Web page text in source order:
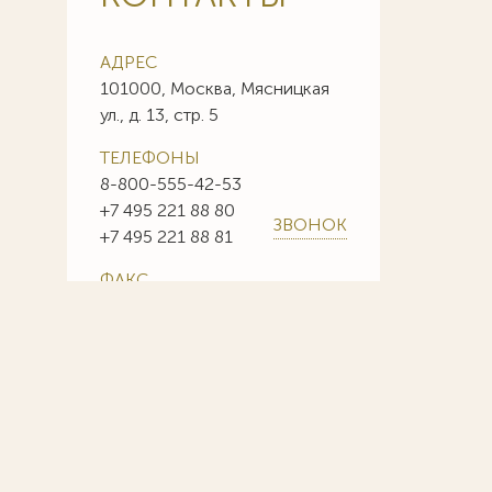
АДРЕС
101000, Москва, Мясницкая
ул., д. 13, стр. 5
ТЕЛЕФОНЫ
8-800-555-42-53
+7 495 221 88 80
+7 495 221 88 81
ЗВОНОК
ФАКС